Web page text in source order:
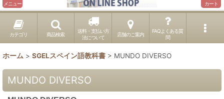
メニュー カート
カテゴリ 商品検索
送料・支払い方
法について
店舗のご案内
FAQよくある質
問
ホーム > SGELスペイン語教科書 > MUNDO DIVERSO
MUNDO DIVERSO